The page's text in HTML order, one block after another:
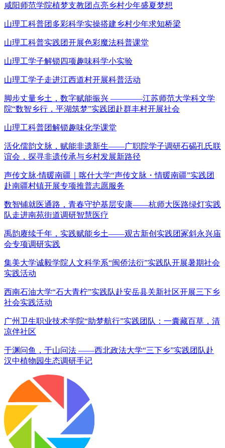
咸阳师范学院植梦支教团点亮乡村少年盛夏梦想
山理工科普团多彩科学实操搭建乡村少年求知桥梁
山理工科普实践团开展色彩魔法科普课堂
山理工学子解锁四项趣味科学小实验
山理工学子走进江西道村开展科普活动
脚步丈量乡土，数字赋能振兴 ————江苏师范大学科文学
院“数智乡行，平湖筑梦”实践团赴群丰村开展社会
山理工科普团解锁趣味化学课堂
活化儒韵文脉，赋能非遗新生——广职院学子调研石碣孔氏联
谊会，探寻非遗传承与乡村发展新路径
声传文脉·情暖南疆｜喀什大学“声传文脉・情暖南疆”实践团
赴南疆村镇开展专项推普志愿服务
数智铺就医通路，青春守护基层安康——杭师大医路绿灯实践
队走进南苑街道调研智慧医疗
禹韵赓续千年，实践赋能乡土——观古新创实践团冢斜永兴庙
会专项调研实践
集美大学诚毅学院人文科学系“闽侨法衍”实践队开展暑期社会
实践活动
西南石油大学“石大青柠”实践队赴安岳县关新社区开展三下乡
社会实践活动
广州卫生职业技术学院“助梦航行”实践团队：一囊藏百草，清
凉伴社区
于渊问鱼，于山问法 ——西北政法大学“三下乡”实践团队赴
汉中植物园生态调研手记